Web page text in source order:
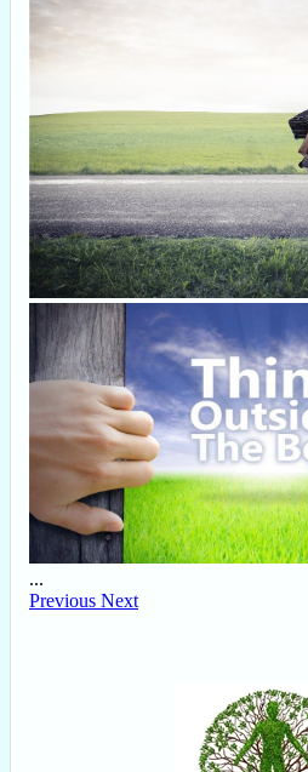
...
Previous Next